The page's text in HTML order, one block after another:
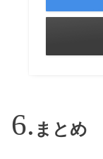
まとめ